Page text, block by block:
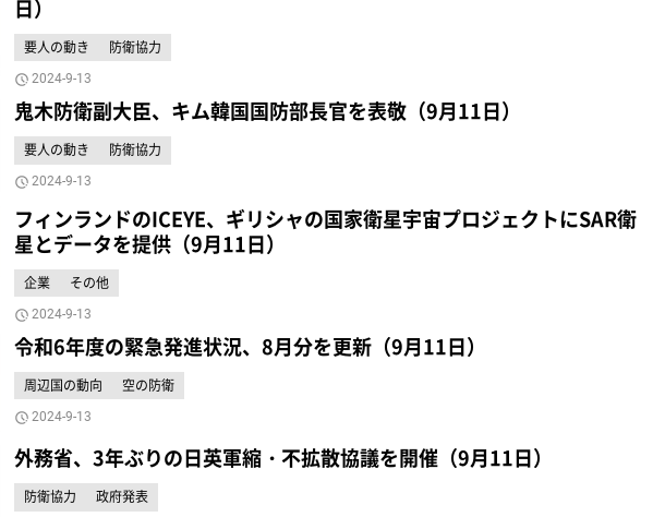
日）
要人の動き 防衛協力
2024-9-13
鬼木防衛副大臣、キム韓国国防部長官を表敬（9月11日）
要人の動き 防衛協力
2024-9-13
フィンランドのICEYE、ギリシャの国家衛星宇宙プロジェクトにSAR衛
星とデータを提供（9月11日）
企業 その他
2024-9-13
令和6年度の緊急発進状況、8月分を更新（9月11日）
周辺国の動向 空の防衛
2024-9-13
外務省、3年ぶりの日英軍縮・不拡散協議を開催（9月11日）
防衛協力 政府発表